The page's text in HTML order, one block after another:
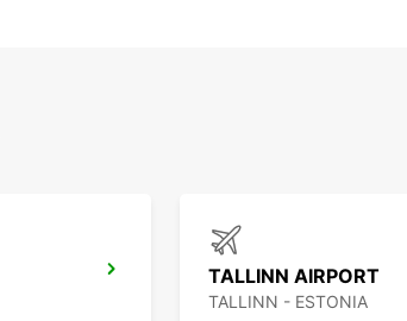
TALLINN AIRPORT
TALLINN - ESTONIA